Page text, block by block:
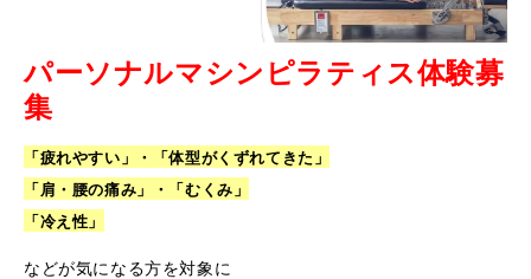
パーソナルマシンピラティス体験募
集
「疲れやすい」・
「体型がくずれてきた」
「肩・腰の痛み」・「むくみ」
「冷え性」
などが気になる方を対象に